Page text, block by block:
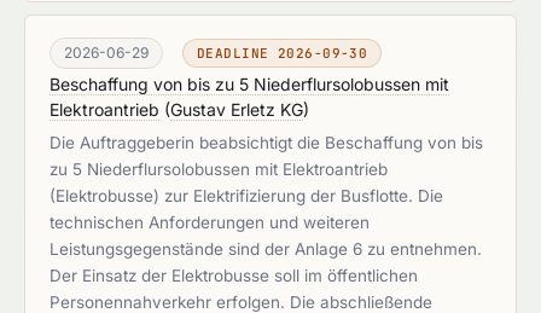
2026-06-29 DEADLINE 2026-09-30
Beschaffung von bis zu 5 Niederflursolobussen mit
Elektroantrieb (Gustav Erletz KG)
Die Auftraggeberin beabsichtigt die Beschaffung von bis
zu 5 Niederflursolobussen mit Elektroantrieb
(Elektrobusse) zur Elektrifizierung der Busflotte. Die
technischen Anforderungen und weiteren
Leistungsgegenstände sind der Anlage 6 zu entnehmen.
Der Einsatz der Elektrobusse soll im öffentlichen
Personennahverkehr erfolgen. Die abschließende